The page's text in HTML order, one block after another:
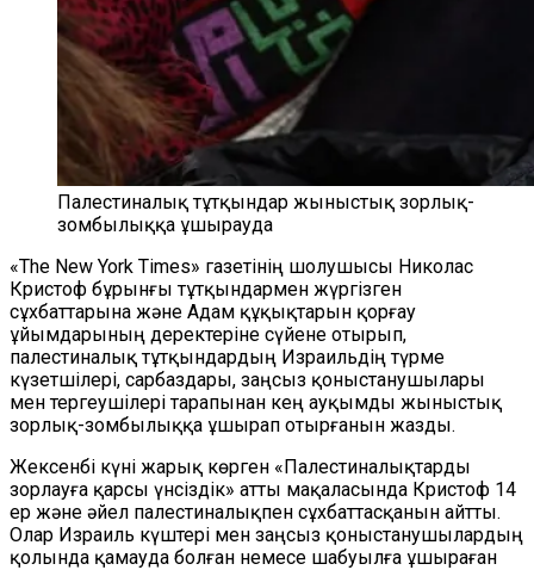
Палестиналық тұтқындар жыныстық зорлық-
зомбылыққа ұшырауда
«The New York Times» газетінің шолушысы Николас
Кристоф бұрынғы тұтқындармен жүргізген
сұхбаттарына және Адам құқықтарын қорғау
ұйымдарының деректеріне сүйене отырып,
палестиналық тұтқындардың Израильдің түрме
күзетшілері, сарбаздары, заңсыз қоныстанушылары
мен тергеушілері тарапынан кең ауқымды жыныстық
зорлық-зомбылыққа ұшырап отырғанын жазды.
Жексенбі күні жарық көрген «Палестиналықтарды
зорлауға қарсы үнсіздік» атты мақаласында Кристоф 14
ер және әйел палестиналықпен сұхбаттасқанын айтты.
Олар Израиль күштері мен заңсыз қоныстанушылардың
қолында қамауда болған немесе шабуылға ұшыраған